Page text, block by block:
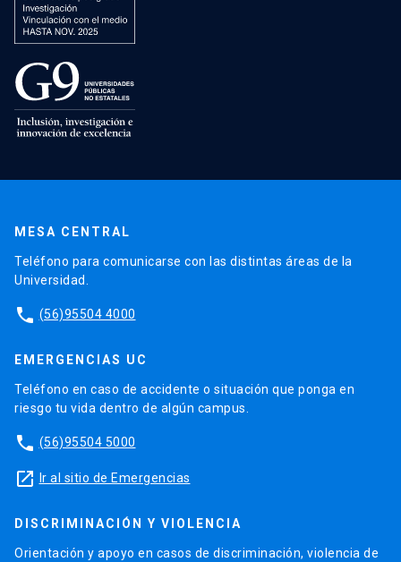
MESA CENTRAL
Teléfono para comunicarse con las distintas áreas de la
Universidad.
phone (56)95504 4000
EMERGENCIAS UC
Teléfono en caso de accidente o situación que ponga en
riesgo tu vida dentro de algún campus.
phone (56)95504 5000
launch Ir al sitio de Emergencias
DISCRIMINACIÓN Y VIOLENCIA
Orientación y apoyo en casos de discriminación, violencia de